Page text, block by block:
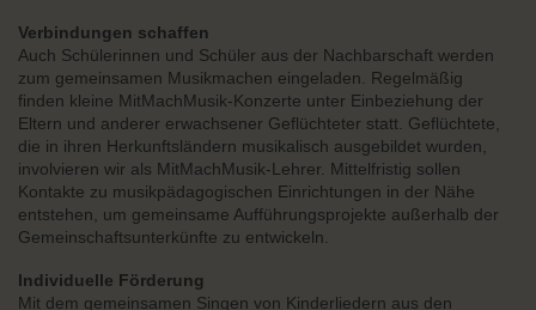
Verbindungen schaffen
Auch Schülerinnen und Schüler aus der Nachbarschaft werden
zum gemeinsamen Musikmachen eingeladen. Regelmäßig
finden kleine MitMachMusik-Konzerte unter Einbeziehung der
Eltern und anderer erwachsener Geflüchteter statt. Geflüchtete,
die in ihren Herkunftsländern musikalisch ausgebildet wurden,
involvieren wir als MitMachMusik-Lehrer. Mittelfristig sollen
Kontakte zu musikpädagogischen Einrichtungen in der Nähe
entstehen, um gemeinsame Aufführungsprojekte außerhalb der
Gemeinschaftsunterkünfte zu entwickeln.
Individuelle Förderung
Mit dem gemeinsamen Singen von Kinderliedern aus den